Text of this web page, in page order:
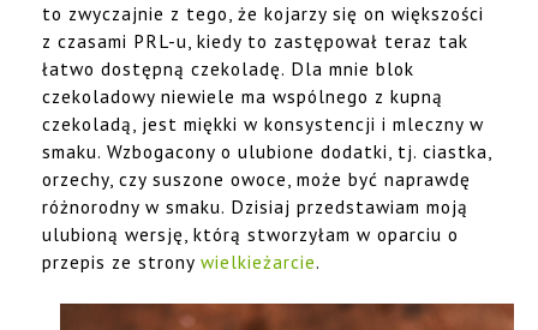
to zwyczajnie z tego, że kojarzy się on większości
z czasami PRL-u, kiedy to zastępował teraz tak
łatwo dostępną czekoladę. Dla mnie blok
czekoladowy niewiele ma wspólnego z kupną
czekoladą, jest miękki w konsystencji i mleczny w
smaku. Wzbogacony o ulubione dodatki, tj. ciastka,
orzechy, czy suszone owoce, może być naprawdę
różnorodny w smaku. Dzisiaj przedstawiam moją
ulubioną wersję, którą stworzyłam w oparciu o
przepis ze strony wielkieżarcie.